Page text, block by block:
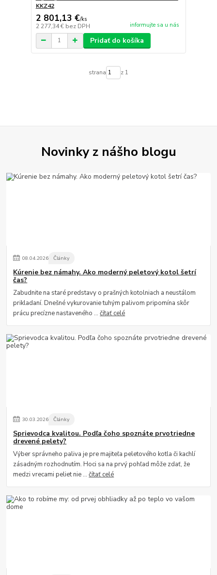
KKZ42
2 801,13 €/ks
2 277,34 € bez DPH informujte sa u nás
Pridať do košíka
strana z 1
Novinky z nášho blogu
08.04.2026 Články
Kúrenie bez námahy. Ako moderný peletový kotol šetrí
čas?
Zabudnite na staré predstavy o prašných kotolniach a neustálom
prikladaní. Dnešné vykurovanie tuhým palivom pripomína skôr
prácu precízne nastaveného ...čítať celé
30.03.2026 Články
Sprievodca kvalitou. Podľa čoho spoznáte prvotriedne
drevené pelety?
Výber správneho paliva je pre majiteľa peletového kotla či kachlí
zásadným rozhodnutím. Hoci sa na prvý pohľad môže zdať, že
medzi vrecami peliet nie ...čítať celé